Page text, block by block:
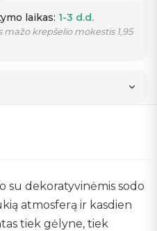
laikas: 1-3 d.d.
krepšelio mokestis 1,95
su dekoratyvinėmis sodo
atmosferą ir kasdien
tiek gėlyne, tiek